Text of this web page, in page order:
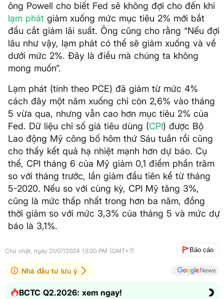
ông Powell cho biết Fed sẽ không đợi cho đến khi
lạm phát giảm xuống mức mục tiêu 2% mới bắt
đầu cắt giảm lãi suất. Ông cũng cho rằng “Nếu đợi
lâu như vậy, lạm phát có thể sẽ giảm xuống và về
dưới mức 2%. Đây là điều mà chúng ta không
mong muốn”.
Lạm phát (tính theo PCE) đã giảm từ mức 4%
cách đây một năm xuống chỉ còn 2,6% vào tháng
5 vừa qua, nhưng vẫn cao hơn mục tiêu 2% của
Fed. Dữ liệu chỉ số giá tiêu dùng (CPI) được Bộ
Lao động Mỹ công bố hôm thứ Sáu tuần rồi cũng
cho thấy kết quả hạ nhiệt mạnh hơn dự báo. Cụ
thể, CPI tháng 6 của Mỹ giảm 0,1 điểm phần trăm
so với tháng trước, lần giảm đầu tiên kể từ tháng
5-2020. Nếu so với cùng kỳ, CPI Mỹ tăng 3%,
cũng là mức thấp nhất trong hơn ba năm, đồng
thời giảm so với mức 3,3% của tháng 5 và mức dự
báo là 3,1%.
Chủ nhật, ngày 21/07/2024 13:00 PM (GMT+7) Báo cáo
Nhà đầu tư lưu ý
BCTC Q2.2026: xem ngay!